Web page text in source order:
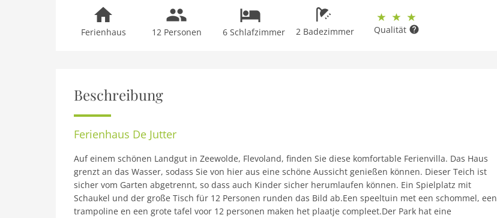
Ferienhaus 12 Personen 6 Schlafzimmer 2 Badezimmer Qualität
Beschreibung
Ferienhaus De Jutter
Auf einem schönen Landgut in Zeewolde, Flevoland, finden Sie diese komfortable Ferienvilla. Das Haus
grenzt an das Wasser, sodass Sie von hier aus eine schöne Aussicht genießen können. Dieser Teich ist
sicher vom Garten abgetrennt, so dass auch Kinder sicher herumlaufen können. Ein Spielplatz mit
Schaukel und der große Tisch für 12 Personen runden das Bild ab.Een speeltuin met een schommel, een
trampoline en een grote tafel voor 12 personen maken het plaatje compleet.Der Park hat eine